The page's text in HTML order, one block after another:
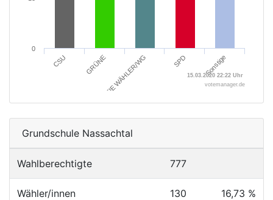
CSU GRÜNEFREIE WÄHLER/WG SPD Sonstige
0
15.03.2020 22:22 Uhr
votemanager.de
Grundschule Nassachtal
Wahlberechtigte 777
Wähler/innen 130 16,73 %